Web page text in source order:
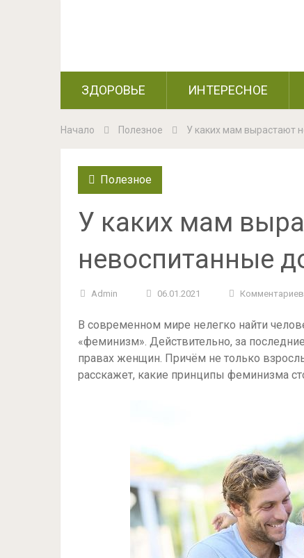
ЗДОРОВЬЕ ИНТЕРЕСНОЕ
Начало Полезное У каких мам вырастают
Полезное
У каких мам
невоспитанные
Admin 06.01.2021
В современном мире нелегко найти
«феминизм». Действительно, за
правах женщин. Причём не только
расскажет, какие принципы феминизма